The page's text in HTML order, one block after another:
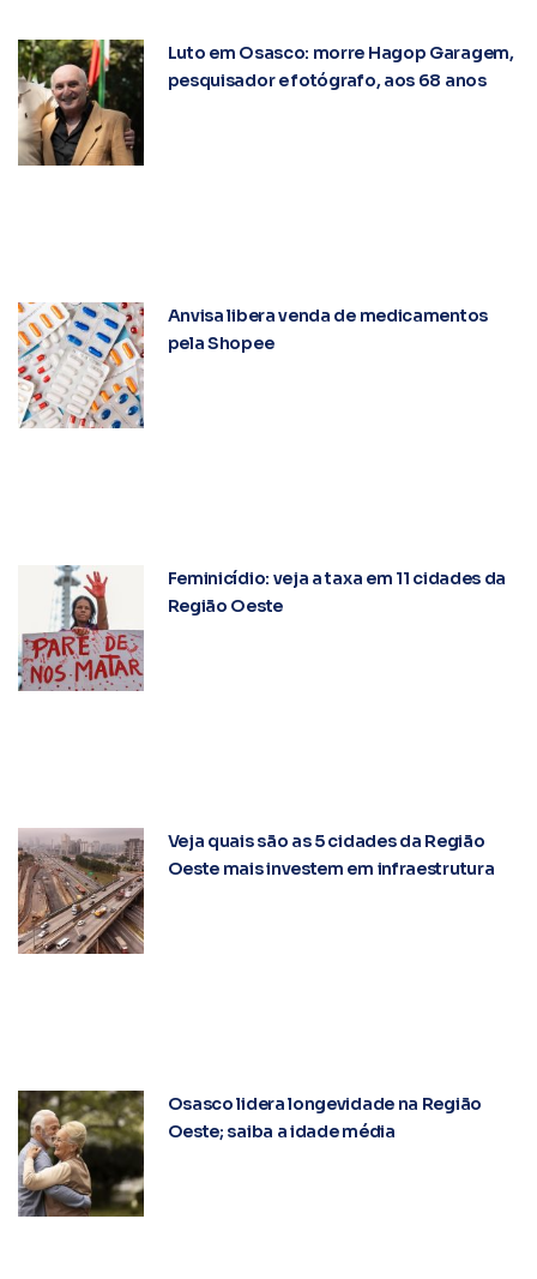
Luto em Osasco: morre Hagop Garagem,
pesquisador e fotógrafo, aos 68 anos
Anvisa libera venda de medicamentos
pela Shopee
Feminicídio: veja a taxa em 11 cidades da
Região Oeste
Veja quais são as 5 cidades da Região
Oeste mais investem em infraestrutura
Osasco lidera longevidade na Região
Oeste; saiba a idade média